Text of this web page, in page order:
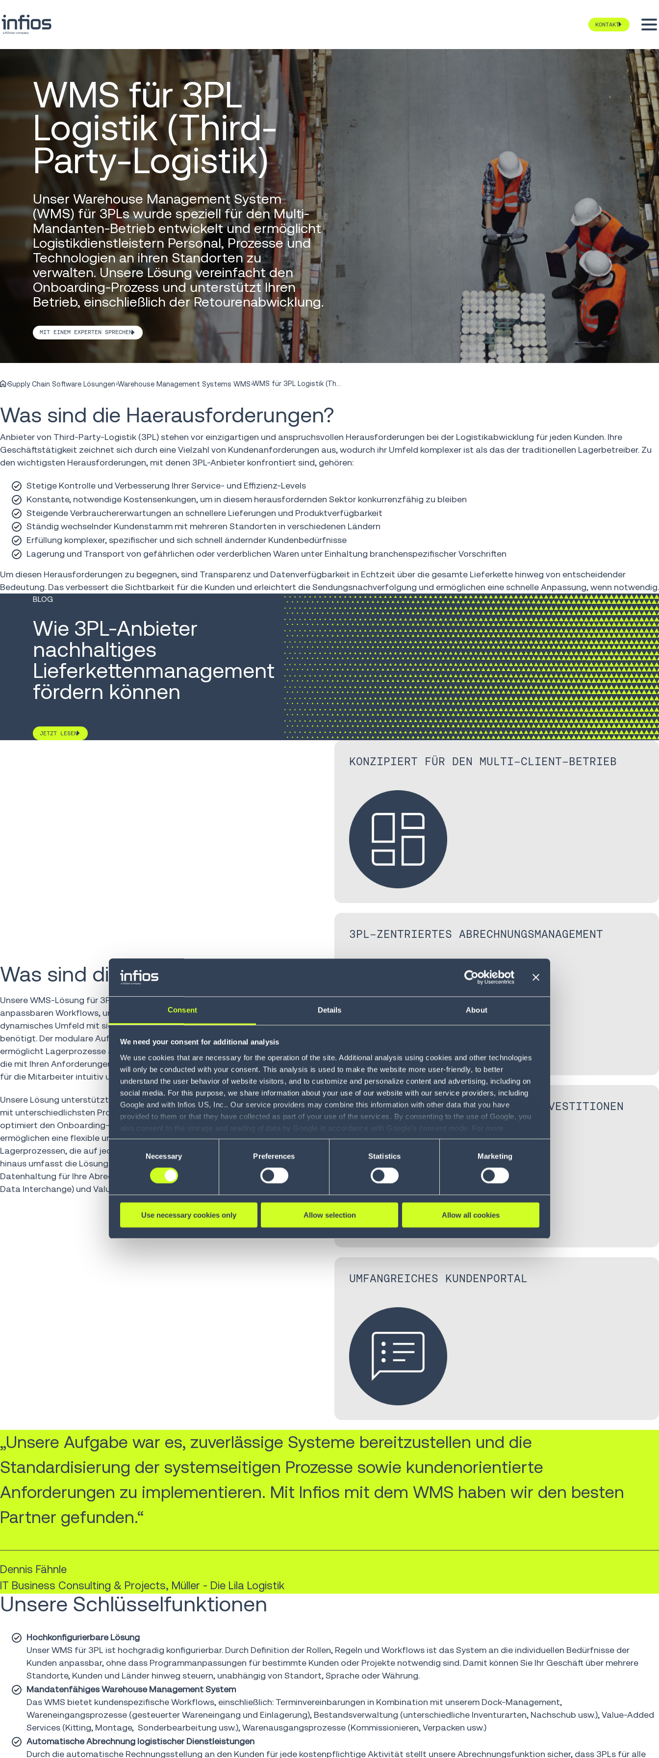
Consent Details About
We need your consent for additional analysis
We use cookies that are necessary for the operation of the site. Additional analysis using cookies and other technologies
will only be conducted with your consent. This analysis is used to make the website more user-friendly, to better
understand the user behavior of website visitors, and to customize and personalize content and advertising, including on
social media. For this purpose, we share information about your use of our website with our service providers, including
Google and with Infios US, Inc.. Our service providers may combine this information with other data that you have
provided to them or that they have collected as part of your use of the services. By consenting to the use of Google, you
also consent to the storage and reading of data by Google in accordance with Google's consent mode. For more
information, including the ability to revoke your consent and the service providers we use, please refer to our Privacy
see Privacy Policy
Selection
Necessary Preferences Statistics Marketing
Use necessary cookies only Allow selection Allow all cookies
KONTAKT
WMS für 3PL
Logistik (Third-
Party-Logistik)
Unser Warehouse Management System
(WMS) für 3PLs wurde speziell für den Multi-
Mandanten-Betrieb entwickelt und ermöglicht
Logistikdienstleistern Personal, Prozesse und
Technologien an ihren Standorten zu
verwalten. Unsere Lösung vereinfacht den
Onboarding-Prozess und unterstützt Ihren
Betrieb, einschließlich der Retourenabwicklung.
MIT EINEM EXPERTEN SPRECHEN
Supply Chain Software Lösungen Warehouse Management Systems WMS
Was sind die Haerausforderungen?
Anbieter von Third-Party-Logistik (3PL) stehen vor einzigartigen und anspruchsvollen Herausforderungen bei der Logistikabwicklung für jeden Kunden. Ihre
Geschäftstätigkeit zeichnet sich durch eine Vielzahl von Kundenanforderungen aus, wodurch ihr Umfeld komplexer ist als das der traditionellen Lagerbetreiber. Zu
den wichtigsten Herausforderungen, mit denen 3PL-Anbieter konfrontiert sind, gehören:
Stetige Kontrolle und Verbesserung Ihrer Service- und Effizienz-Levels
Konstante, notwendige Kostensenkungen, um in diesem herausfordernden Sektor konkurrenzfähig zu bleiben
Steigende Verbrauchererwartungen an schnellere Lieferungen und Produktverfügbarkeit
Ständig wechselnder Kundenstamm mit mehreren Standorten in verschiedenen Ländern
Erfüllung komplexer, spezifischer und sich schnell ändernder Kundenbedürfnisse
Lagerung und Transport von gefährlichen oder verderblichen Waren unter Einhaltung branchenspezifischer Vorschriften
Um diesen Herausforderungen zu begegnen, sind Transparenz und Datenverfügbarkeit in Echtzeit über die gesamte Lieferkette hinweg von entscheidender
Bedeutung. Das verbessert die Sichtbarkeit für die Kunden und erleichtert die Sendungsnachverfolgung und ermöglichen eine schnelle Anpassung, wenn notwendig.
BLOG
Wie 3PL-Anbieter
nachhaltiges
Lieferkettenmanagement
fördern können
JETZT LESEN
Was sind die Vorteile?
Unsere WMS-Lösung für 3PL bietet standardisierte Funktionen mit
anpassbaren Workflows, um die Flexibilität bereitzustellen, die ein
dynamisches Umfeld mit sich ändernden Geschäftsprozessen
benötigt. Der modulare Aufbau stellt Skalierbarkeit sicher und
ermöglicht Lagerprozesse auch in hochkomplexen Umgebungen,
die mit Ihren Anforderungen wachsen. Die Benutzeroberfläche ist
für die Mitarbeiter intuitiv und leicht zu erlernen.
Unsere Lösung unterstützt auch den Multi-Mandanten-Betrieb
mit unterschiedlichsten Produktkategorien im gleichen Lager. Sie
optimiert den Onboarding-Prozess für neue Kunden und
ermöglichen eine flexible und schnelle Konfiguration von
Lagerprozessen, die auf jeden Kunden zugeschnitten ist. Darüber
hinaus umfasst die Lösung 3PL-spezifische Funktionen wie z. B. die
Datenhaltung für Ihre Abrechnung, EDI-Konnektivität (Electronic
Data Interchange) und Value-Added Services wie Kitting.
KONZIPIERT FÜR DEN MULTI-CLIENT-BETRIEB
3PL-ZENTRIERTES ABRECHNUNGSMANAGEMENT
MAXIMIERUNG DER TECHNOLOGIEINVESTITIONEN
UMFANGREICHES KUNDENPORTAL
„Unsere Aufgabe war es, zuverlässige Systeme bereitzustellen und die
Standardisierung der systemseitigen Prozesse sowie kundenorientierte
Anforderungen zu implementieren. Mit Infios mit dem WMS haben wir den besten
Partner gefunden.“
Dennis Fähnle
IT Business Consulting & Projects, Müller - Die Lila Logistik
Unsere Schlüsselfunktionen
Hochkonfigurierbare Lösung
Unser WMS für 3PL ist hochgradig konfigurierbar. Durch Definition der Rollen, Regeln und Workflows ist das System an die individuellen Bedürfnisse der
Kunden anpassbar, ohne dass Programmanpassungen für bestimmte Kunden oder Projekte notwendig sind. Damit können Sie Ihr Geschäft über mehrere
Standorte, Kunden und Länder hinweg steuern, unabhängig von Standort, Sprache oder Währung.
Mandatenfähiges Warehouse Management System
Das WMS bietet kundenspezifische Workflows, einschließlich: Terminvereinbarungen in Kombination mit unserem Dock-Management,
Wareneingangsprozesse (gesteuerter Wareneingang und Einlagerung), Bestandsverwaltung (unterschiedliche Inventurarten, Nachschub usw.), Value-Added
Services (Kitting, Montage, Sonderbearbeitung usw.), Warenausgangsprozesse (Kommissionieren, Verpacken usw.)
Automatische Abrechnung logistischer Dienstleistungen
Durch die automatische Rechnungsstellung an den Kunden für jede kostenpflichtige Aktivität stellt unsere Abrechnungsfunktion sicher, dass 3PLs für alle